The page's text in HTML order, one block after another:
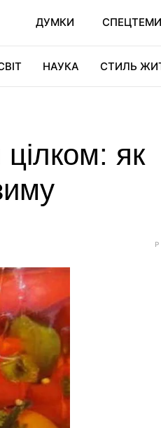
ДУМКИ СПЕЦТЕМИ
НАУКА СТИЛЬ
як